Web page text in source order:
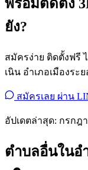
พร้อมติดตั้ง
ยัง?
สมัครง่าย ติดตั้งฟรี
เนิน อำเภอเมืองระย
สมัครเลย ผ่าน
อัปเดตล่าสุด: กรกฎ
ตำบลอื่นในอ